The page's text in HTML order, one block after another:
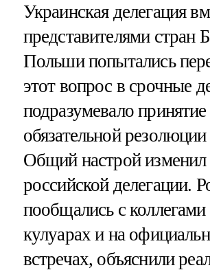
Украинская делегация
представителями стран
Польши попытались
этот вопрос в срочные
подразумевало принятие
обязательной
Общий настрой изменил
российской делегации.
пообщались с коллегами
кулуарах и на
встречах, объяснили